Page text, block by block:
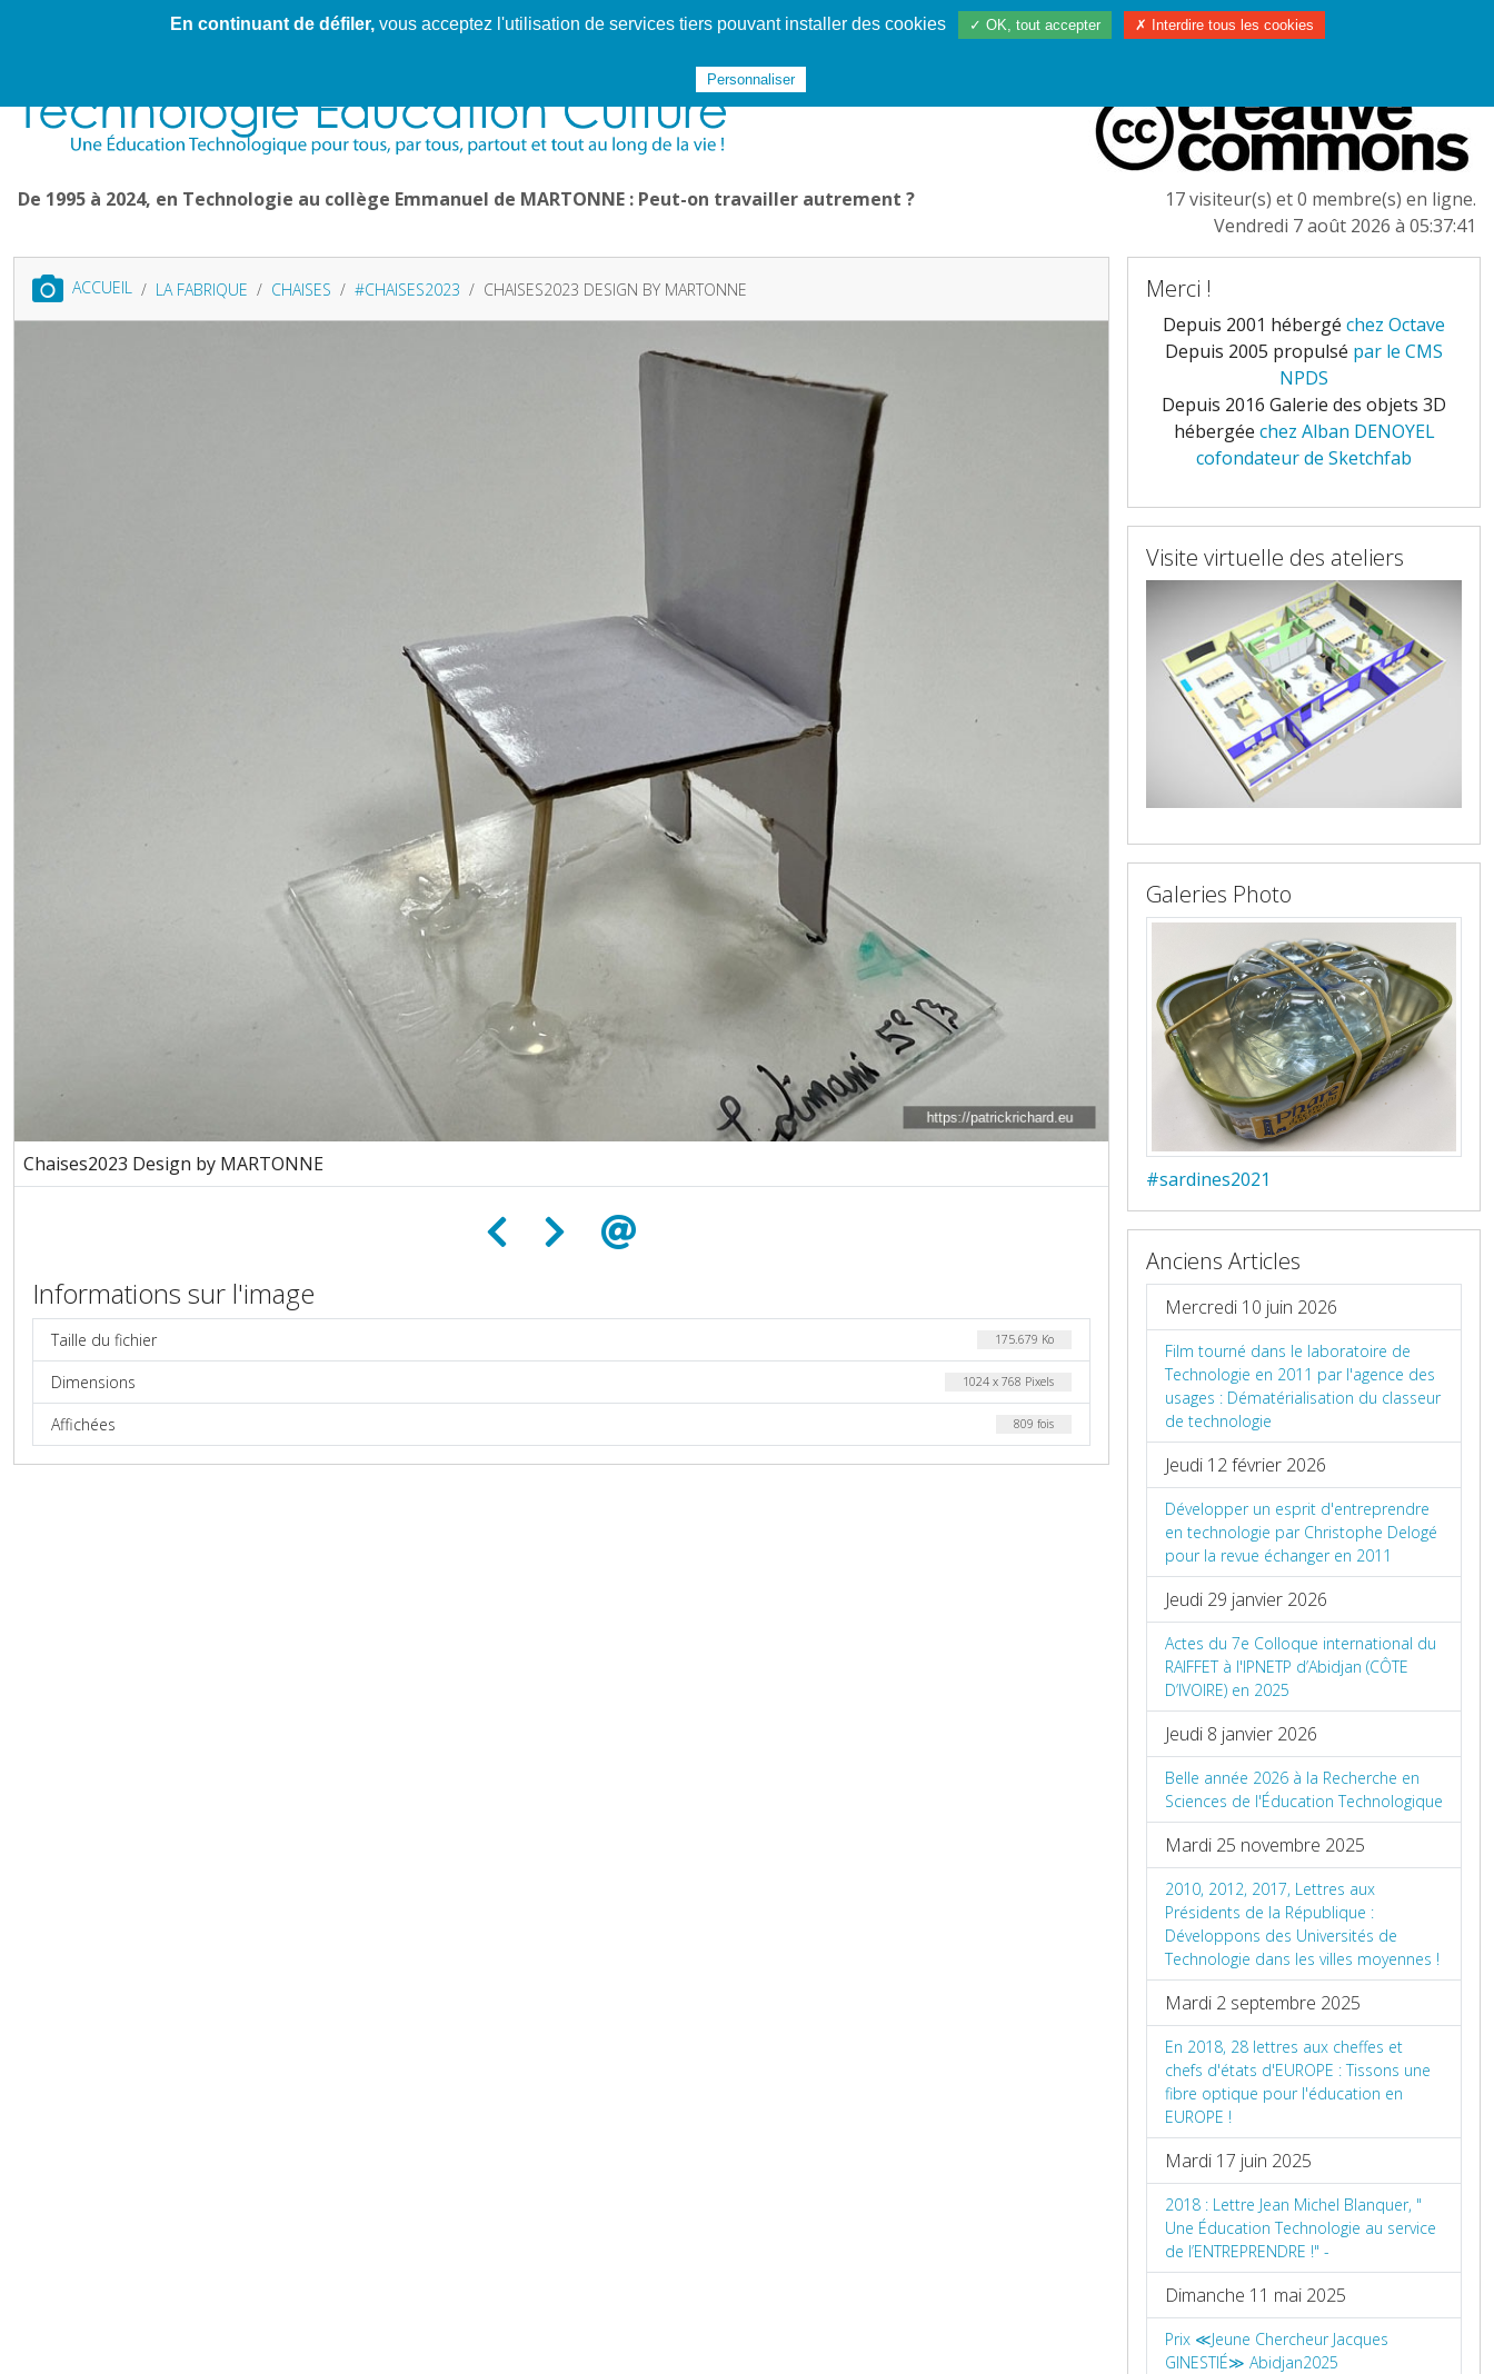
Cahier de textes patrickRICHARD Cahier de texte Websphère Les services De 1995 à 2020 TÉC 1997/2023 L'EUROPE
De 1995 à 2024, en Technologie au collège Emmanuel de MARTONNE : Peut-on travailler autrement ?
17 visiteur(s) et 0 membre(s) en ligne.
Vendredi 7 août 2026 à 05:37:41
ACCUEIL LA FABRIQUE CHAISES #CHAISES2023 CHAISES2023 DESIGN BY MARTONNE
Chaises2023 Design by MARTONNE
Informations sur l'image
Taille du fichier 175.679 Ko
Dimensions 1024 x 768 Pixels
Affichées 809 fois
Merci !
Depuis 2001 hébergé chez Octave
Depuis 2005 propulsé par le CMS
NPDS
Depuis 2016 Galerie des objets 3D
hébergée chez Alban DENOYEL
cofondateur de Sketchfab
Visite virtuelle des ateliers
Galeries Photo
#sardines2021
Anciens Articles
Mercredi 10 juin 2026
Film tourné dans le laboratoire de
Technologie en 2011 par l'agence des
usages : Dématérialisation du classeur
de technologie
Jeudi 12 février 2026
Développer un esprit d'entreprendre
en technologie par Christophe Delogé
pour la revue échanger en 2011
Jeudi 29 janvier 2026
Actes du 7e Colloque international du
RAIFFET à l'IPNETP d’Abidjan (CÔTE
D’IVOIRE) en 2025
Jeudi 8 janvier 2026
Belle année 2026 à la Recherche en
Sciences de l'Éducation Technologique
Mardi 25 novembre 2025
2010, 2012, 2017, Lettres aux
Présidents de la République :
Développons des Universités de
Technologie dans les villes moyennes !
Mardi 2 septembre 2025
En 2018, 28 lettres aux cheffes et
chefs d'états d'EUROPE : Tissons une
fibre optique pour l'éducation en
EUROPE !
Mardi 17 juin 2025
2018 : Lettre Jean Michel Blanquer, "
Une Éducation Technologie au service
de l’ENTREPRENDRE !" -
Dimanche 11 mai 2025
Prix ≪Jeune Chercheur Jacques
GINESTIÉ≫ Abidjan2025
En continuant de défiler,vous acceptez l'utilisation de services tiers pouvant installer des cookies ✓ OK, tout accepter ✗ Interdire tous les cookies
Personnaliser